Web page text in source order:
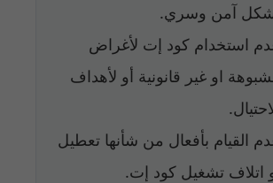
آمن وسري.
استخدام كود إت لأغراض
او غير قانونية أو لأهداف
القيام بأفعال من شأنها تعطيل
اتلاف تشغيل كود إت.